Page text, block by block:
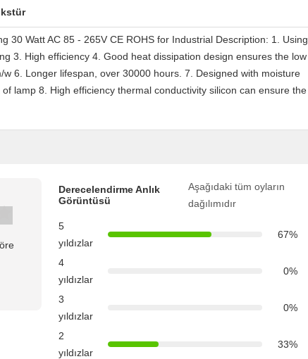
30 Watt AC 85 - 265V CE ROHS for Industrial Description: 1. Using
3. High efficiency 4. Good heat dissipation design ensures the low
6. Longer lifespan, over 30000 hours. 7. Designed with moisture
lamp 8. High efficiency thermal conductivity silicon can ensure the
Derecelendirme Anlık
Görüntüsü
Aşağıdaki tüm oyların
dağılımıdır
5
yıldızlar
67%
4
yıldızlar
0%
3
yıldızlar
0%
2
yıldızlar
33%